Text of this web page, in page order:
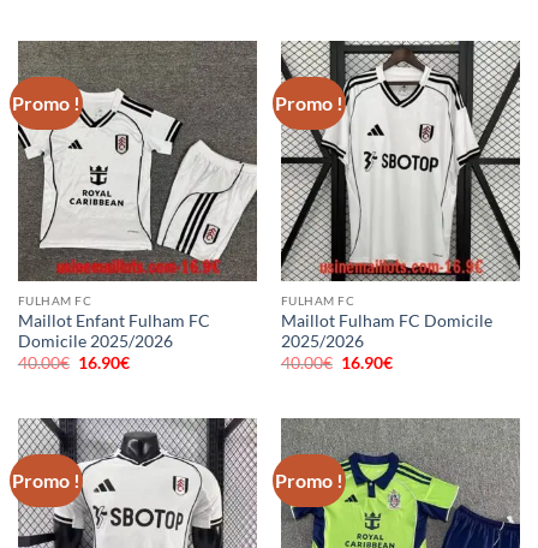
Promo !
FULHAM FC
Maillot Enfant Fulham FC
Domicile 2025/2026
40.00€ Le
40.00€.
16.90€Le
16.90€.
Promo !
FULHAM FC
Maillot Fulham FC Domicile
2025/2026
40.00€ Le
40.00€.
16.90€Le
16.90€.
Promo ! Promo !